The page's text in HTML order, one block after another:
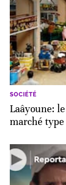
SOCIÉTÉ
Laâyoune:
marché